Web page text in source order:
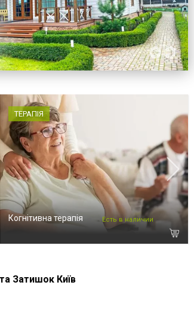
ТЕРАПІЯ
Когнітивна терапія Есть в наличии
Затишок Київ